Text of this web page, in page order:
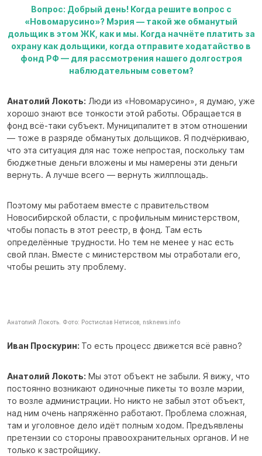
Вопрос: Добрый день! Когда решите вопрос с
«Новомарусино»? Мэрия — такой же обманутый
дольщик в этом ЖК, как и мы. Когда начнёте платить за
охрану как дольщики, когда отправите ходатайство в
фонд РФ — для рассмотрения нашего долгостроя
наблюдательным советом?
Анатолий Локоть: Люди из «Новомарусино», я думаю, уже
хорошо знают все тонкости этой работы. Обращается в
фонд всё-таки субъект. Муниципалитет в этом отношении
— тоже в разряде обманутых дольщиков. Я подчёркиваю,
что эта ситуация для нас тоже непростая, поскольку там
бюджетные деньги вложены и мы намерены эти деньги
вернуть. А лучше всего — вернуть жилплощадь.
Поэтому мы работаем вместе с правительством
Новосибирской области, с профильным министерством,
чтобы попасть в этот реестр, в фонд. Там есть
определённые трудности. Но тем не менее у нас есть
свой план. Вместе с министерством мы отработали его,
чтобы решить эту проблему.
Анатолий Локоть. Фото: Ростислав Нетисов, nsknews.info
Иван Проскурин: То есть процесс движется всё равно?
Анатолий Локоть: Мы этот объект не забыли. Я вижу, что
постоянно возникают одиночные пикеты то возле мэрии,
то возле администрации. Но никто не забыл этот объект,
над ним очень напряжённо работают. Проблема сложная,
там и уголовное дело идёт полным ходом. Предъявлены
претензии со стороны правоохранительных органов. И не
только к застройщику.